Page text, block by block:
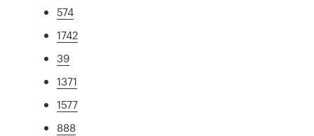
574
1742
39
1371
1577
888